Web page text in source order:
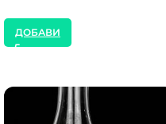
ДОБАВИ